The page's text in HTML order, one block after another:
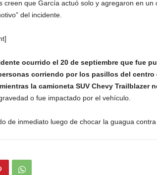
creen que García actuó solo y agregaron en un
del incidente.
ocurrido el 20 de septiembre que fue
corriendo por los pasillos del
la camioneta SUV Chevy Trailblazer
o fue impactado por el vehículo.
de inmediato luego de chocar la guagua contra